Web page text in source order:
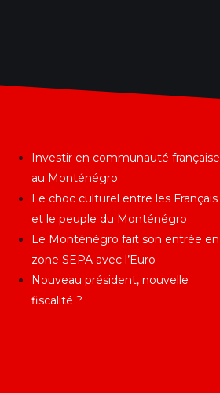
Investir en communauté française
au Monténégro
Le choc culturel entre les Français
et le peuple du Monténégro
Le Monténégro fait son entrée en
zone SEPA avec l’Euro
Nouveau président, nouvelle
fiscalité ?